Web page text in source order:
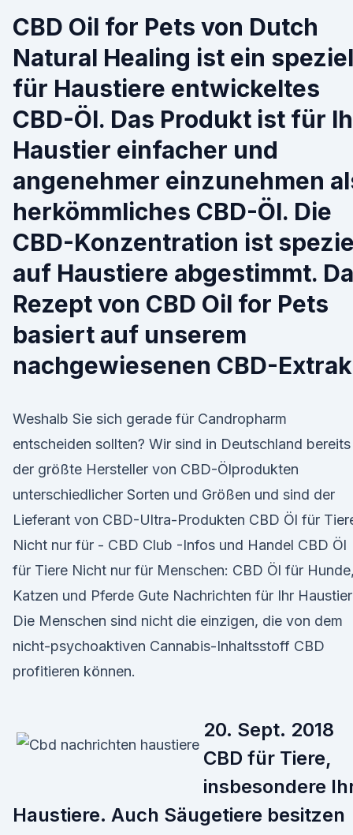
CBD Oil for Pets von Dutch
Natural Healing ist ein
für Haustiere entwickeltes
CBD-Öl. Das Produkt ist für
Haustier einfacher und
angenehmer einzunehmen
herkömmliches CBD-Öl. Die
CBD-Konzentration ist
auf Haustiere abgestimmt.
Rezept von CBD Oil for Pets
basiert auf unserem
nachgewiesenen CBD-
Weshalb Sie sich gerade für Candropharm
entscheiden sollten? Wir sind in Deutschland bereits
der größte Hersteller von CBD-Ölprodukten
unterschiedlicher Sorten und Größen und sind der
Lieferant von CBD-Ultra-Produkten CBD Öl für
Nicht nur für - CBD Club -Infos und Handel CBD Öl
für Tiere Nicht nur für Menschen: CBD Öl für Hunde,
Katzen und Pferde Gute Nachrichten für Ihr
Die Menschen sind nicht die einzigen, die von dem
nicht-psychoaktiven Cannabis-Inhaltsstoff CBD
profitieren können.
20. Sept. 2018
CBD für Tiere,
insbesondere
Haustiere. Auch Säugetiere besitzen